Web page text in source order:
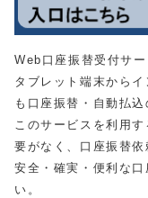
Web口座振替受付サ
タブレット端末から
も口座振替・自動払
このサービスを利用
要がなく、口座振替依
安全・確実・便利な
い。